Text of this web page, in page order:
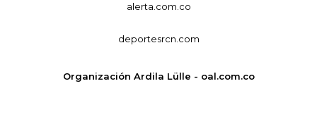
alerta.com.co
deportesrcn.com
Organización Ardila Lülle - oal.com.co